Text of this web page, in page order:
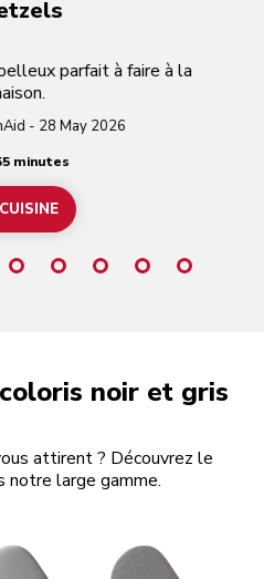
parfait à faire à la
- 28 May 2026
minutes
noir et gris
attirent ? Découvrez le
notre large gamme.